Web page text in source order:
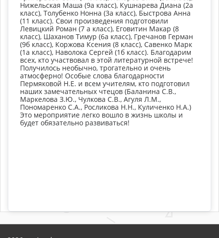
Нижельская Маша (9а класс), Кушнарева Диана (2а
класс), Толубенко Нонна (3а класс), Быстрова Анна
(11 класс). Свои произведения подготовили
Левицкий Роман (7 а класс), Еговитин Макар (8
класс), Шаханов Тимур (6а класс), Гречанов Герман
(9б класс), Коржова Ксения (8 класс), Савенко Марк
(1а класс), Наволока Сергей (1б класс). Благодарим
всех, кто участвовал в этой литературной встрече!
Получилось необычно, трогательно и очень
атмосферно! Особые слова благодарности
Пермяковой Н.Е. и всем учителям, кто подготовил
наших замечательных чтецов (Баланина С.В.,
Маркелова З.Ю., Чулкова С.В., Агуля Л.М.,
Пономаренко С.А., Росликова Н.Н., Куличенко Н.А.)
Это мероприятие легко вошло в жизнь школы и
будет обязательно развиваться!